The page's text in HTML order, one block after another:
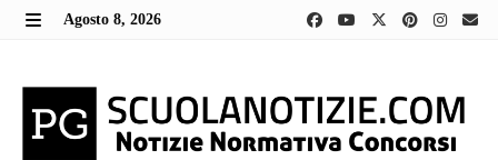
Skip
Agosto 8, 2026